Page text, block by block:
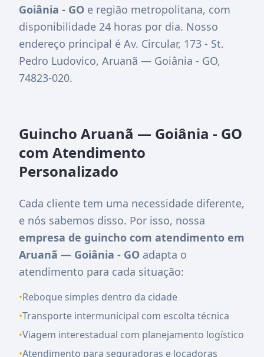
Goiânia - GO e região metropolitana, com
disponibilidade 24 horas por dia. Nosso
endereço principal é Av. Circular, 173 - St.
Pedro Ludovico, Aruanã — Goiânia - GO,
74823-020.
Guincho Aruanã — Goiânia - GO
com Atendimento
Personalizado
Cada cliente tem uma necessidade diferente,
e nós sabemos disso. Por isso, nossa
empresa de guincho com atendimento em
Aruanã — Goiânia - GO adapta o
atendimento para cada situação:
•Reboque simples dentro da cidade
•Transporte intermunicipal com escolta técnica
•Viagem interestadual com planejamento logístico
•Atendimento para seguradoras e locadoras